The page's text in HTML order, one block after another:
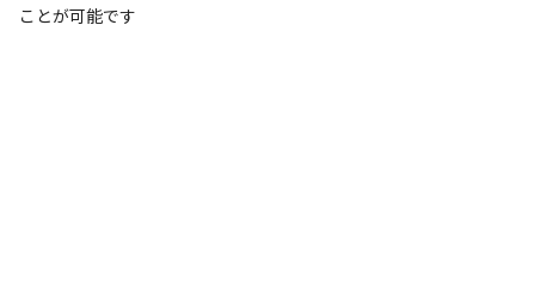
ことが可能です